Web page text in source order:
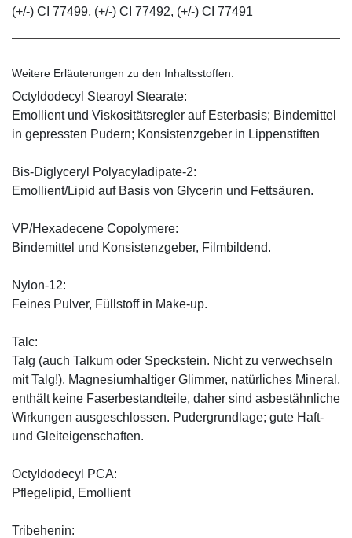
(+/-) CI 77499, (+/-) CI 77492, (+/-) CI 77491
Weitere Erläuterungen zu den Inhaltsstoffen:
Octyldodecyl Stearoyl Stearate:
Emollient und Viskositätsregler auf Esterbasis; Bindemittel
in gepressten Pudern; Konsistenzgeber in Lippenstiften
Bis-Diglyceryl Polyacyladipate-2:
Emollient/Lipid auf Basis von Glycerin und Fettsäuren.
VP/Hexadecene Copolymere:
Bindemittel und Konsistenzgeber, Filmbildend.
Nylon-12:
Feines Pulver, Füllstoff in Make-up.
Talc:
Talg (auch Talkum oder Speckstein. Nicht zu verwechseln
mit Talg!). Magnesiumhaltiger Glimmer, natürliches Mineral,
enthält keine Faserbestandteile, daher sind asbestähnliche
Wirkungen ausgeschlossen. Pudergrundlage; gute Haft-
und Gleiteigenschaften.
Octyldodecyl PCA:
Pflegelipid, Emollient
Tribehenin: